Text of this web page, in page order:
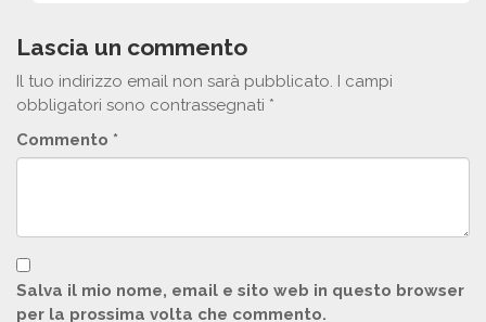
Lascia un commento
Il tuo indirizzo email non sarà pubblicato. I campi
obbligatori sono contrassegnati *
Commento *
Salva il mio nome, email e sito web in questo browser
per la prossima volta che commento.